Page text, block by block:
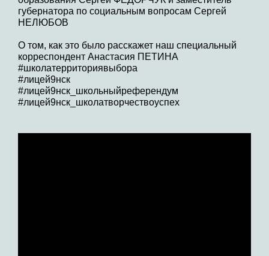
губернатора по социальным вопросам Сергей
НЕЛЮБОВ
О том, как это было расскажет наш специальный
корреспондент Анастасия ПЕТИНА
#школатерриториявыбора
#лицей9нск
#лицей9нск_школьныйреферендум
#лицей9нск_школатворчествоуспех